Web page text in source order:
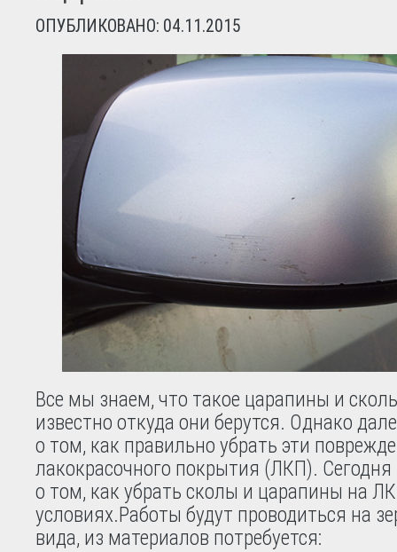
ОПУБЛИКОВАНО: 04.11.2015
Все мы знаем, что такое царапины и
известно откуда они берутся. Однако
о том, как правильно убрать эти
лакокрасочного покрытия (ЛКП).
о том, как убрать сколы и царапины на
условиях.Работы будут проводиться на
вида, из материалов потребуется: